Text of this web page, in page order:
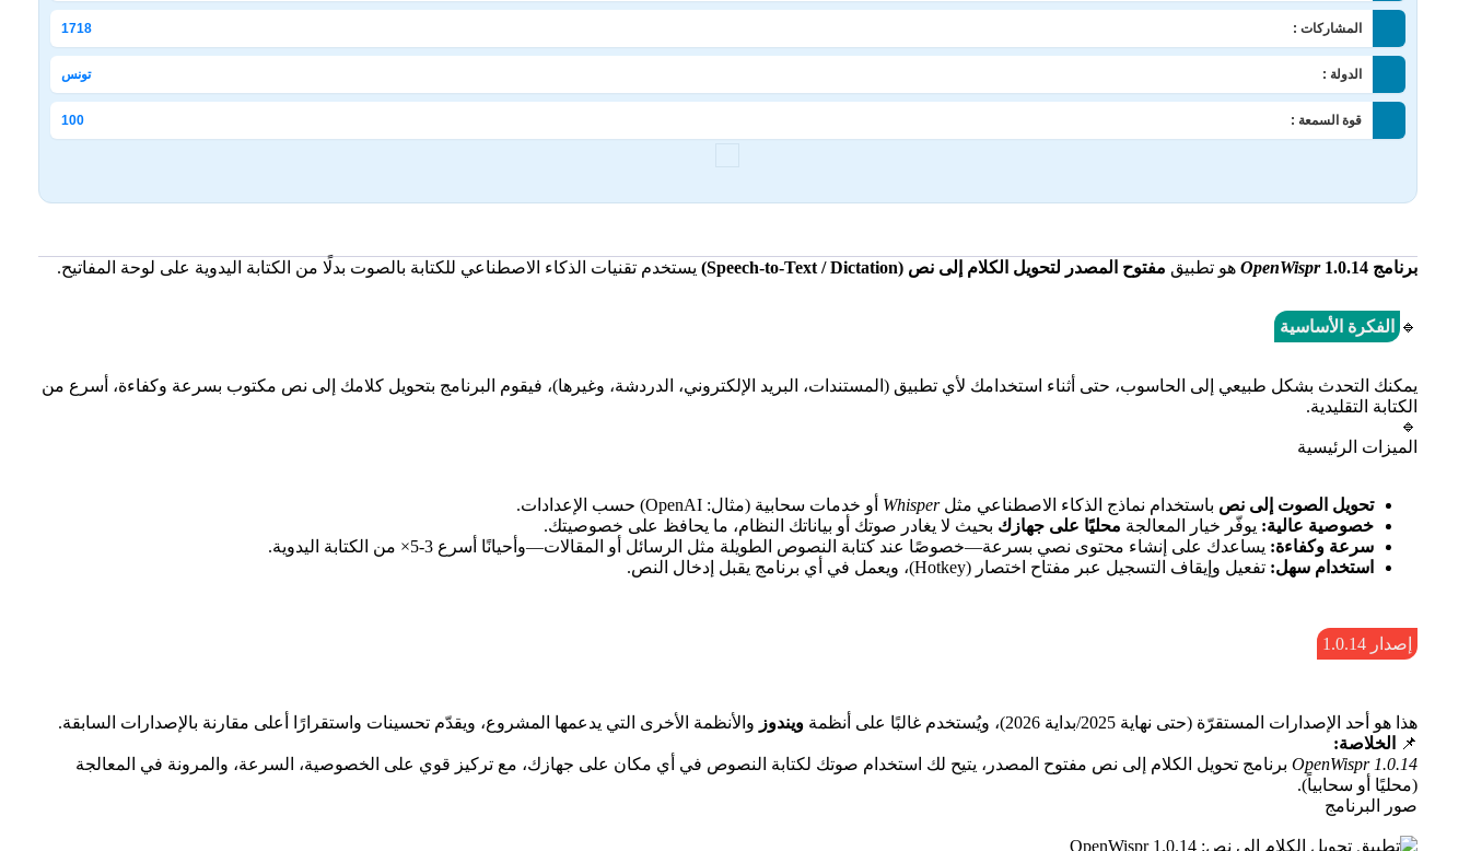
المشاركات : 1718
الدولة : تونس
قوة السمعة : 100
برنامج OpenWispr1.0.14 هو تطبيق مفتوح المصدر لتحويل الكلام إلى نص (Speech-to-Text / Dictation) يستخدم تقنيات الذكاء الاصطناعي للكتابة بالصوت بدلًا من الكتابة اليدوية على لوحة المفاتيح.
🔹 الفكرة الأساسية
يمكنك التحدث بشكل طبيعي إلى الحاسوب، حتى أثناء استخدامك لأي تطبيق (المستندات، البريد الإلكتروني، الدردشة، وغيرها)، فيقوم البرنامج بتحويل كلامك إلى نص مكتوب بسرعة وكفاءة، أسرع من
الكتابة التقليدية.
🔹
الميزات الرئيسية
تحويل الصوت إلى نص باستخدام نماذج الذكاء الاصطناعي مثلWhisper أو خدمات سحابية (مثال: OpenAI) حسب الإعدادات.
خصوصية عالية: يوفّر خيار المعالجة محليًا على جهازك بحيث لا يغادر صوتك أو بياناتك النظام، ما يحافظ على خصوصيتك.
سرعة وكفاءة: يساعدك على إنشاء محتوى نصي بسرعة—خصوصًا عند كتابة النصوص الطويلة مثل الرسائل أو المقالات—وأحيانًا أسرع 3-5× من الكتابة اليدوية.
استخدام سهل: تفعيل وإيقاف التسجيل عبر مفتاح اختصار (Hotkey)، ويعمل في أي برنامج يقبل إدخال النص.
إصدار 1.0.14
هذا هو أحد الإصدارات المستقرّة (حتى نهاية 2025/بداية 2026)، ويُستخدم غالبًا على أنظمة ويندوز والأنظمة الأخرى التي يدعمها المشروع، ويقدّم تحسينات واستقرارًا أعلى مقارنة بالإصدارات السابقة.
📌
الخلاصة:
OpenWispr 1.0.14 برنامج تحويل الكلام إلى نص مفتوح المصدر، يتيح لك استخدام صوتك لكتابة النصوص في أي مكان على جهازك، مع تركيز قوي على الخصوصية، السرعة، والمرونة في المعالجة
(محليًا أو سحابياً).
صور البرنامج